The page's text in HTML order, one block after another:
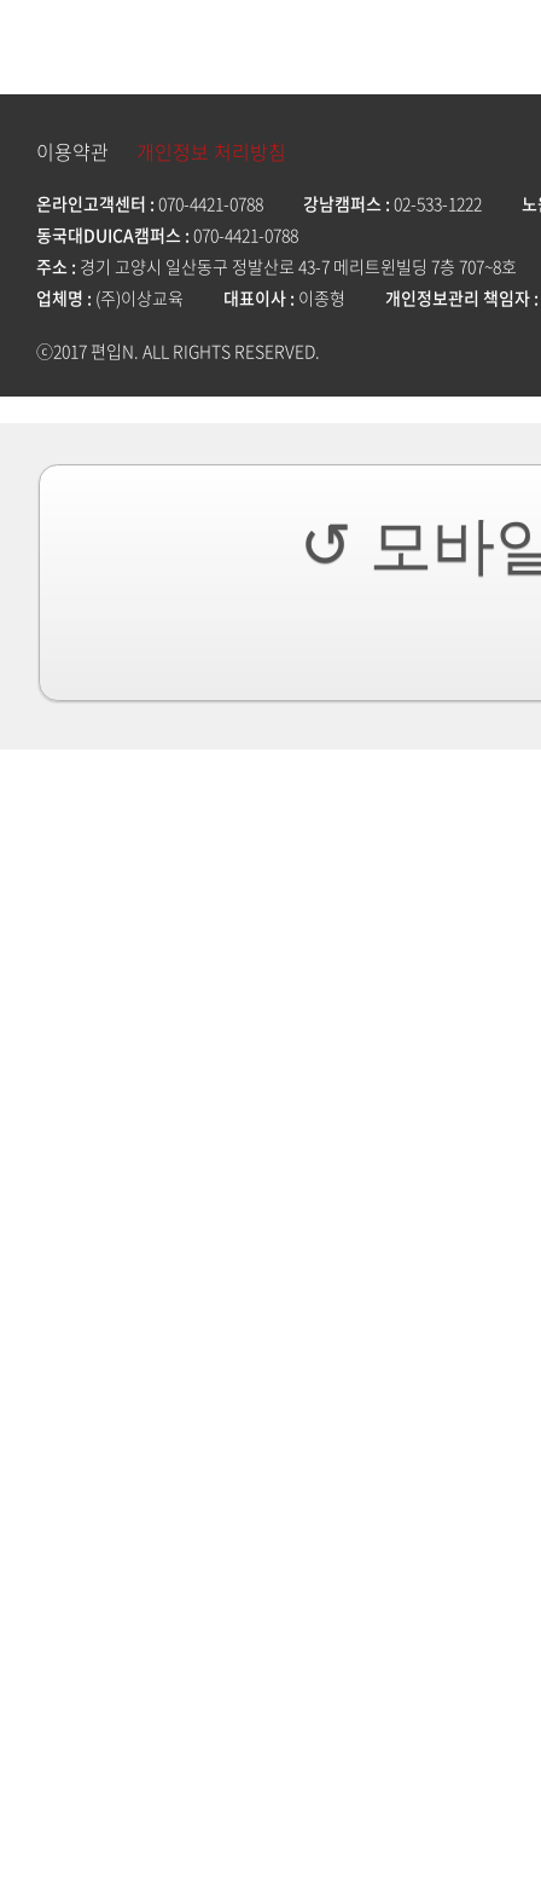
이용약관 개인정보 처리방침
온라인고객센터 070-4421-0788 강남캠퍼스 02-533-1222
동국대DUICA캠퍼스 070-4421-0788
주소 경기 고양시 일산동구 정발산로 43-7 메리트윈빌딩 7층 707~8호
업체명 (주)이상교육 대표이사 이종형 개인정보관리 책임자
ⓒ2017 편입N. ALL RIGHTS RESERVED.
↺ 모바